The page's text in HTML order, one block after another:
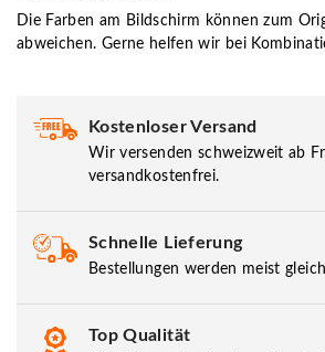
Die Farben am Bildschirm können zum
abweichen. Gerne helfen wir bei
Kostenloser Versand
Wir versenden schweizweit ab
versandkostenfrei.
Schnelle Lieferung
Bestellungen werden meist
Top Qualität